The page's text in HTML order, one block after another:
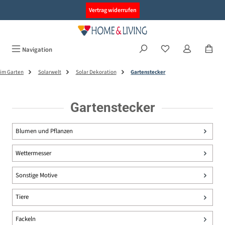
Vertrag widerrufen
Navigation
im Garten Solarwelt Solar Dekoration Gartenstecker
Gartenstecker
Blumen und Pflanzen
Wettermesser
Sonstige Motive
Tiere
Fackeln